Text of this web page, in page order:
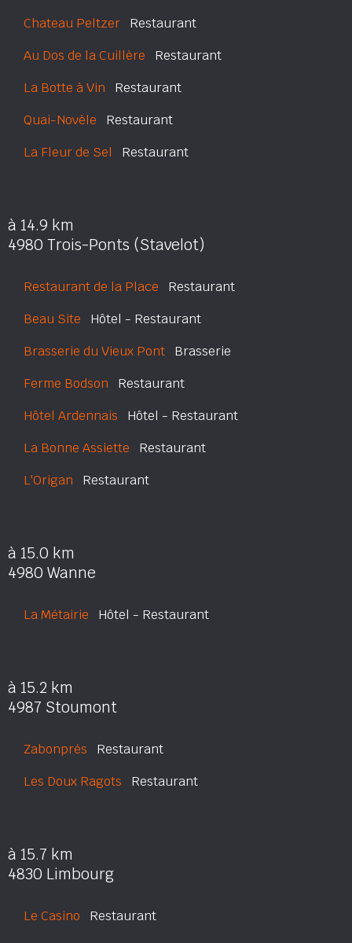
Chateau Peltzer Restaurant
Au Dos de la Cuillère Restaurant
La Botte à Vin Restaurant
Quai-Novèle Restaurant
La Fleur de Sel Restaurant
à 14.9 km
4980 Trois-Ponts (Stavelot)
Restaurant de la Place Restaurant
Beau Site Hôtel - Restaurant
Brasserie du Vieux Pont Brasserie
Ferme Bodson Restaurant
Hôtel Ardennais Hôtel - Restaurant
La Bonne Assiette Restaurant
L'Origan Restaurant
à 15.0 km
4980 Wanne
La Métairie Hôtel - Restaurant
à 15.2 km
4987 Stoumont
Zabonprés Restaurant
Les Doux Ragots Restaurant
à 15.7 km
4830 Limbourg
Le Casino Restaurant